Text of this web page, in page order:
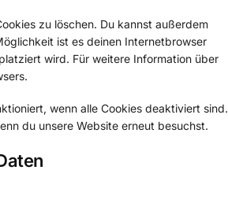
zu löschen. Du kannst außerdem
ist es deinen Internetbrowser
wird. Für weitere Information über
wenn alle Cookies deaktiviert sind.
du unsere Website erneut besuchst.